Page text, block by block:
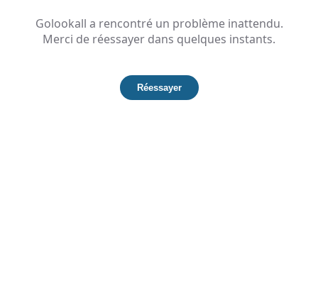
Golookall a rencontré un problème inattendu.
Merci de réessayer dans quelques instants.
Réessayer